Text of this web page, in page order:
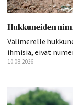
Hukkuneiden
Välimerelle
ihmisiä, eivät
10.08.2026